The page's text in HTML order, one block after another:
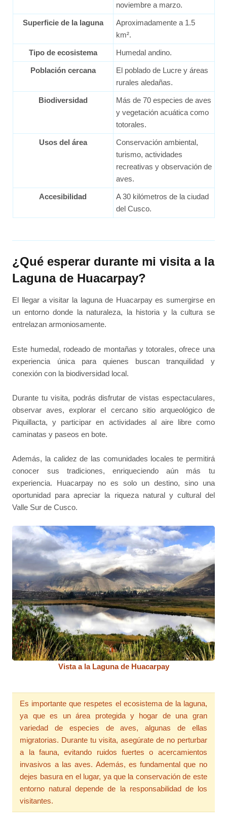
noviembre a marzo.
Superficie de la laguna
Aproximadamente a 1.5
km².
Tipo de ecosistema Humedal andino.
Población cercana
El poblado de Lucre y áreas
rurales aledañas.
Biodiversidad
Más de 70 especies de aves
y vegetación acuática como
totorales.
Usos del área
Conservación ambiental,
turismo, actividades
recreativas y observación de
aves.
Accesibilidad
A 30 kilómetros de la ciudad
del Cusco.
¿Qué esperar durante mi visita a la
Laguna de Huacarpay?
El llegar a visitar la laguna de Huacarpay es sumergirse en
un entorno donde la naturaleza, la historia y la cultura se
entrelazan armoniosamente.
Este humedal, rodeado de montañas y totorales, ofrece una
experiencia única para quienes buscan tranquilidad y
conexión con la biodiversidad local.
Durante tu visita, podrás disfrutar de vistas espectaculares,
observar aves, explorar el cercano sitio arqueológico de
Piquillacta, y participar en actividades al aire libre como
caminatas y paseos en bote.
Además, la calidez de las comunidades locales te permitirá
conocer sus tradiciones, enriqueciendo aún más tu
experiencia. Huacarpay no es solo un destino, sino una
oportunidad para apreciar la riqueza natural y cultural del
Valle Sur de Cusco.
Vista a la Laguna de Huacarpay
Es importante que respetes el ecosistema de la laguna,
ya que es un área protegida y hogar de una gran
variedad de especies de aves, algunas de ellas
migratorias. Durante tu visita, asegúrate de no perturbar
a la fauna, evitando ruidos fuertes o acercamientos
invasivos a las aves. Además, es fundamental que no
dejes basura en el lugar, ya que la conservación de este
entorno natural depende de la responsabilidad de los
visitantes.